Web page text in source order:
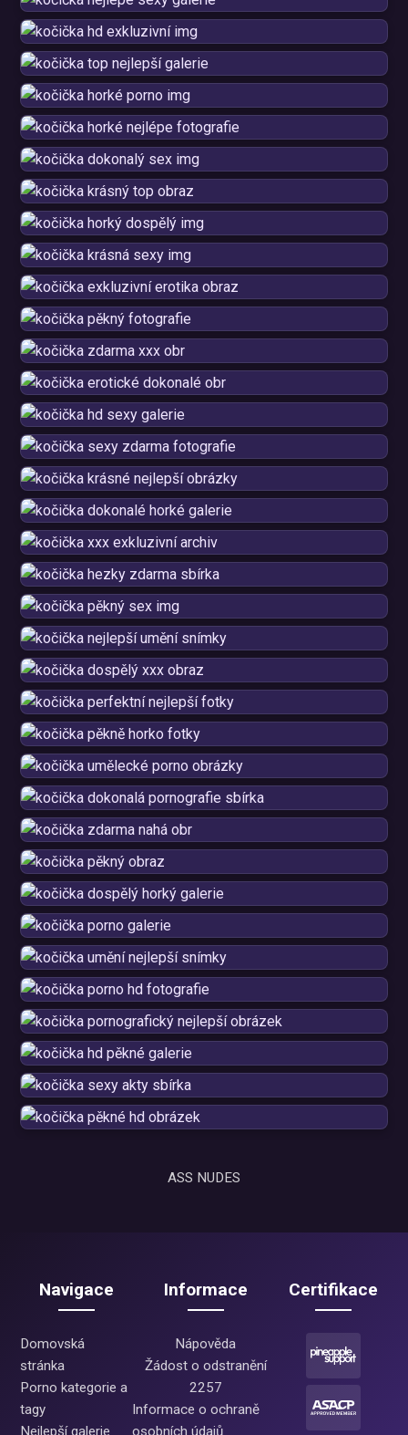
ASS NUDES
Navigace
Domovská
stránka
Porno kategorie a
tagy
Nejlepší galerie
Informace
Nápověda
Žádost o odstranění
2257
Informace o ochraně
osobních údajů
Certifikace